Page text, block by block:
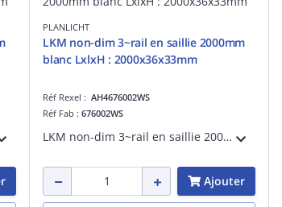
PLANLICHT
LKM non-dim 3~rail en saillie 2000mm
blanc LxlxH : 2000x36x33mm
Réf Rexel : AH4676002WS
Réf Fab : 676002WS
LKM non-dim 3~rail en saillie 2000mmblanc LxlxH : 2000x36x33mm
Ajouter